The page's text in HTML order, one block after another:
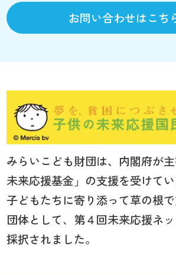
お問い合わせはこち
みらいこども財団は、内閣府が
未来応援基金」の支援を受けてい
子どもたちに寄り添って草の根
団体として、第４回未来応援ネ
採択されました。